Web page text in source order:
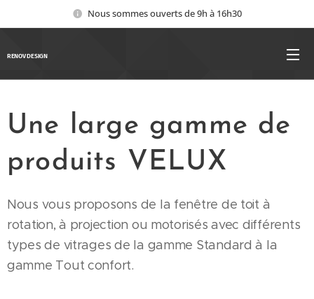
Nous sommes ouverts de 9h à 16h30
RENOV DESIGN
Une large gamme de
produits VELUX
Nous vous proposons de la fenêtre de toit à
rotation, à projection ou motorisés avec différents
types de vitrages de la gamme Standard à la
gamme Tout confort.